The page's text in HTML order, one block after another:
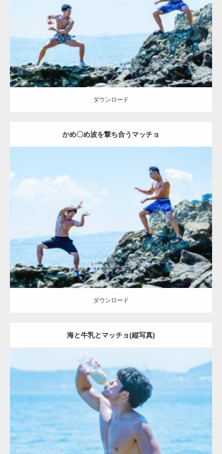
海のマッチョ2 AKIHITO(細マッチョ) 外資系筋肉
ダウンロード
ダウンロード
かめ〇め波を撃ち合うマッチョ
Category:海のマッチョ2 外資系筋肉 闘うマッチョ
ダウンロード
ダウンロード
海と牛乳とマッチョ(縦写真)
Update:2023.09.6
Category:海のマッチョ2 inori
ダウンロード